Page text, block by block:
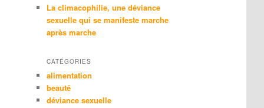
La climacophilie, une déviance
sexuelle qui se manifeste marche
après marche
CATÉGORIES
alimentation
beauté
déviance sexuelle